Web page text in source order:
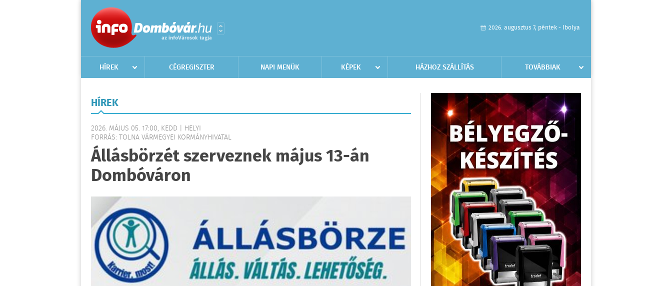
2026. augusztus 7, péntek - Ibolya
HÍREK CÉGREGISZTER NAPI MENÜK KÉPEK HÁZHOZ SZÁLLÍTÁS TOVÁBBIAK
HÍREK
2026. MÁJUS 05. 17:00, KEDD | HELYI
FORRÁS: TOLNA VÁRMEGYEI KORMÁNYHIVATAL
Állásbörzét szerveznek május 13-án
Dombóváron